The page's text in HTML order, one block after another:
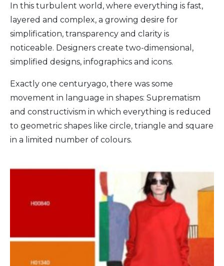
In this turbulent world, where everything is fast,
layered and complex, a growing desire for
simplification, transparency and clarity is
noticeable. Designers create two-dimensional,
simplified designs, infographics and icons.
Exactly one centuryago, there was some
movement in language in shapes: Suprematism
and constructivism in which everything is reduced
to geometric shapes like circle, triangle and square
in a limited number of colours.